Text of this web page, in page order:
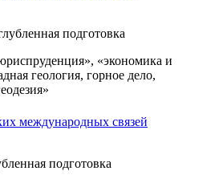
подготовка
«экономика и
геология, горное дело,
международных связей
подготовка